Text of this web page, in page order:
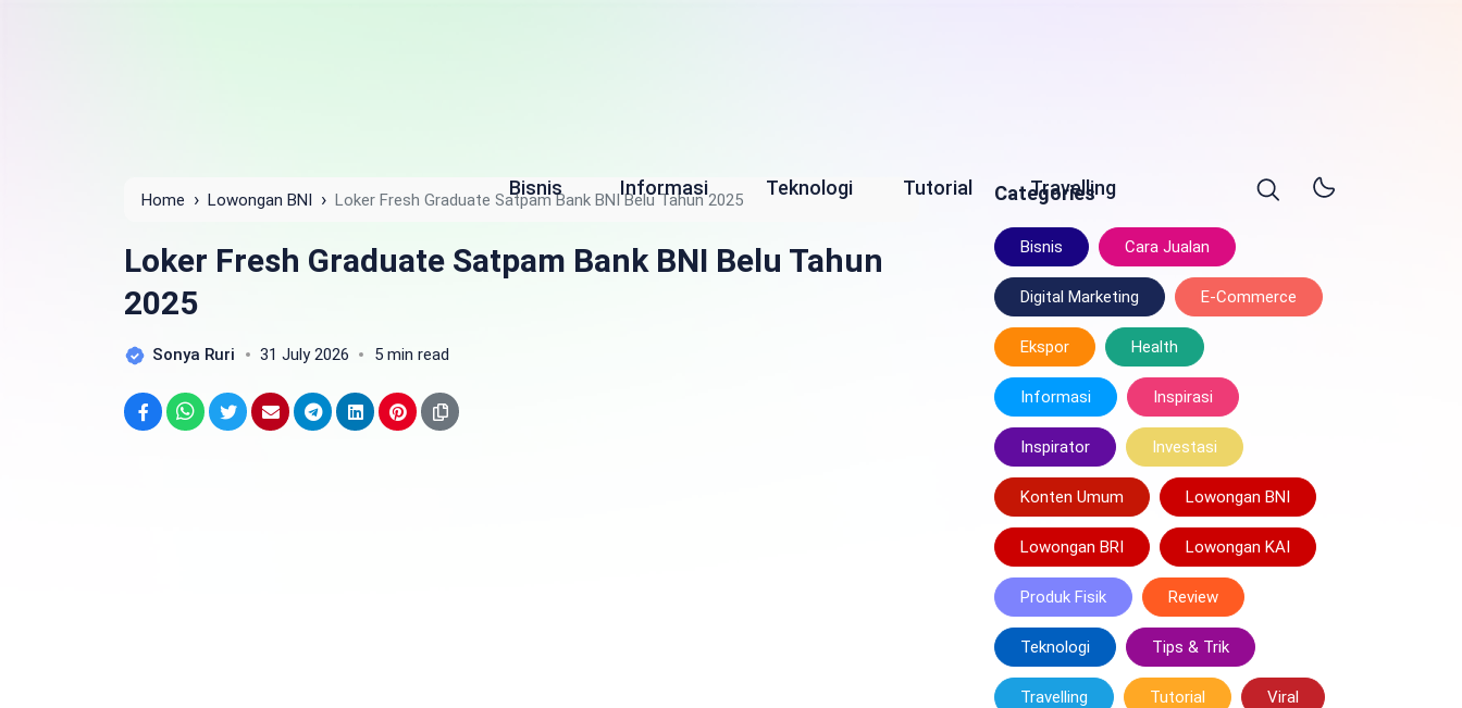
Bisnis Informasi Teknologi Tutorial Travelling
Home › Lowongan BNI › Loker Fresh Graduate Satpam Bank BNI Belu Tahun 2025
Loker Fresh Graduate Satpam Bank BNI Belu Tahun
2025
Sonya Ruri 31 July 2026 5 min read
Categories
Bisnis Cara Jualan
Digital Marketing E-Commerce
Ekspor Health
Informasi Inspirasi
Inspirator Investasi
Konten Umum Lowongan BNI
Lowongan BRI Lowongan KAI
Produk Fisik Review
Teknologi Tips & Trik
Travelling Tutorial Viral